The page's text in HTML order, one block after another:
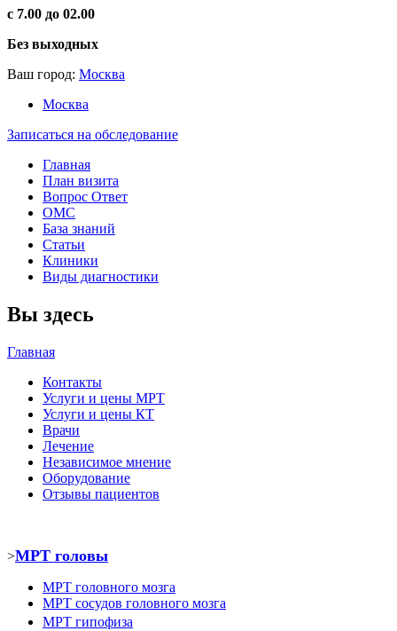
с 7.00 до 02.00
Без выходных
Ваш город: Москва
Москва
Записаться на обследование
Главная
План визита
Вопрос Ответ
ОМС
База знаний
Статьи
Клиники
Виды диагностики
Вы здесь
Главная
Контакты
Услуги и цены МРТ
Услуги и цены КТ
Врачи
Лечение
Независимое мнение
Оборудование
Отзывы пациентов
>МРТ головы
МРТ головного мозга
МРТ сосудов головного мозга
МРТ гипофиза